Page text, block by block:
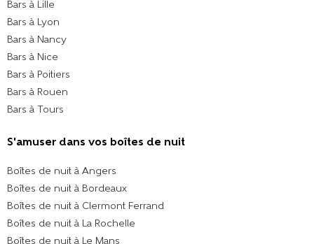
Bars à Lille
Bars à Lyon
Bars à Nancy
Bars à Nice
Bars à Poitiers
Bars à Rouen
Bars à Tours
S'amuser dans vos boîtes de nuit
Boîtes de nuit à Angers
Boîtes de nuit à Bordeaux
Boîtes de nuit à Clermont Ferrand
Boîtes de nuit à La Rochelle
Boîtes de nuit à Le Mans